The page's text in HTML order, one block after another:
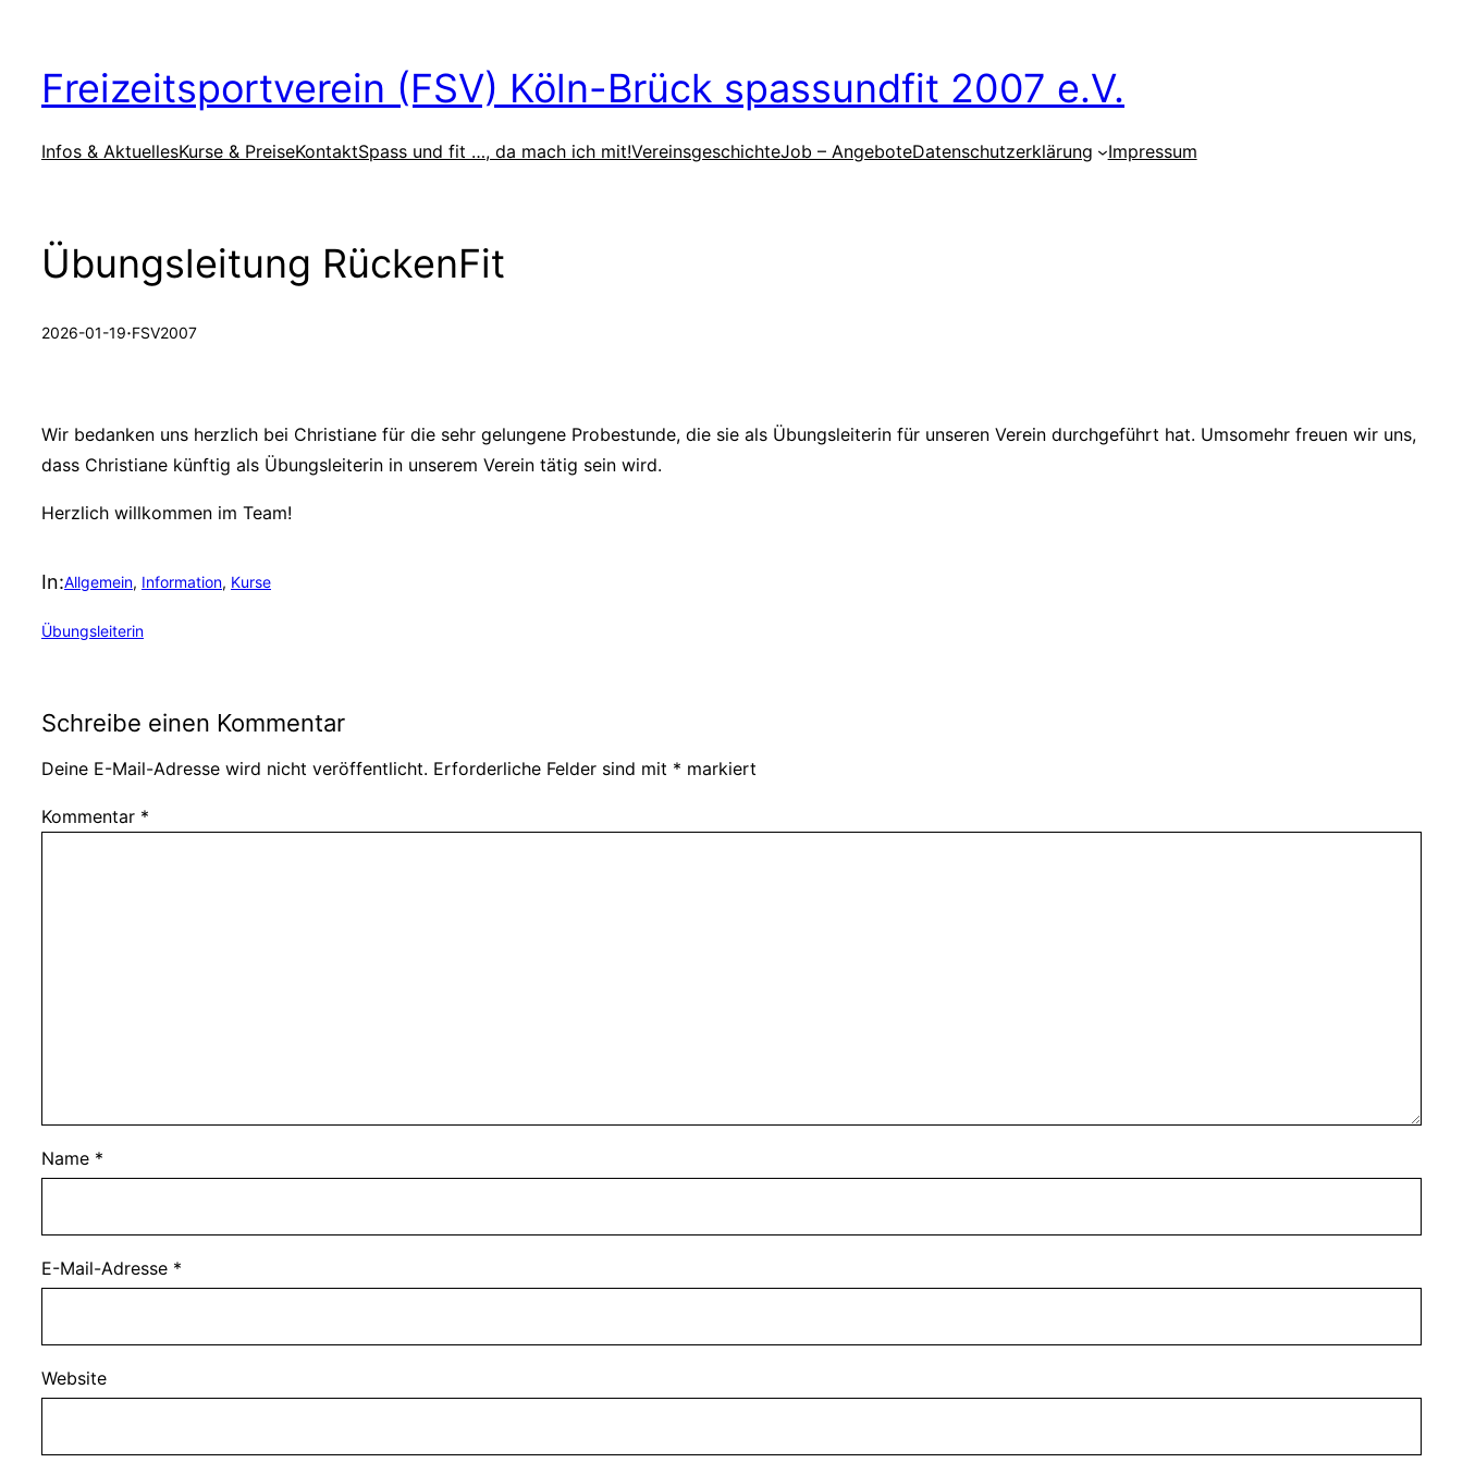
springen
Freizeitsportverein (FSV) Köln-Brück spassundfit 2007 e.V.
Infos & AktuellesKurse & PreiseKontaktSpass und fit …, da mach ich mit!VereinsgeschichteJob – AngeboteDatenschutzerklärung Impressum
Übungsleitung RückenFit
2026-01-19·FSV2007
Wir bedanken uns herzlich bei Christiane für die sehr gelungene Probestunde, die sie als Übungsleiterin für unseren Verein durchgeführt hat. Umsomehr freuen wir uns,
dass Christiane künftig als Übungsleiterin in unserem Verein tätig sein wird.
Herzlich willkommen im Team!
In:Allgemein, Information, Kurse
Übungsleiterin
Schreibe einen Kommentar
Deine E-Mail-Adresse wird nicht veröffentlicht. Erforderliche Felder sind mit * markiert
Kommentar *
Name *
E-Mail-Adresse *
Website